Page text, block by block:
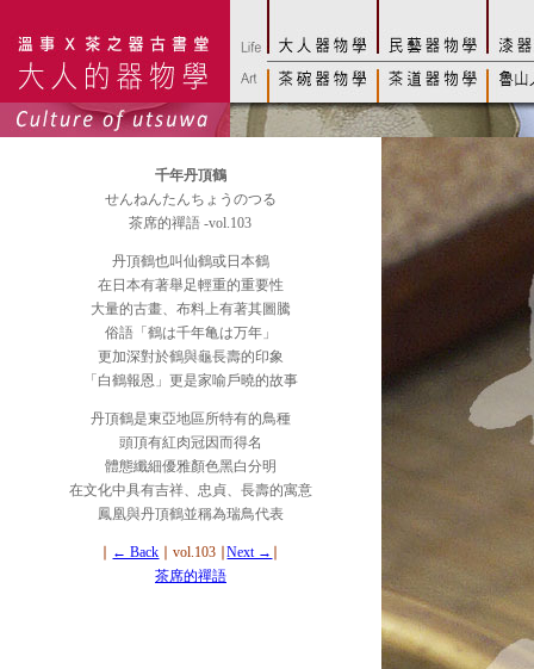
千年丹頂鶴
せんねんたんちょうのつる
茶席的禪語 -vol.103
丹頂鶴也叫仙鶴或日本鶴
在日本有著舉足輕重的重要性
大量的古畫、布料上有著其圖騰
俗語「鶴は千年亀は万年」
更加深對於鶴與龜長壽的印象
「白鶴報恩」更是家喻戶曉的故事
丹頂鶴是東亞地區所特有的鳥種
頭頂有紅肉冠因而得名
體態纖細優雅顏色黑白分明
在文化中具有吉祥、忠貞、長壽的寓意
鳳凰與丹頂鶴並稱為瑞鳥代表
← Back ∣ vol.103 ∣Next →
茶席的禪語